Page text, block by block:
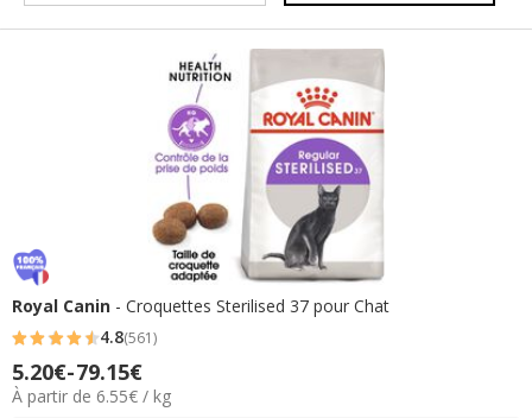
Royal Canin - Croquettes Sterilised 37 pour Chat
4.8
étoiles
avec
4.8(561)
Prix
de
5.20€-79.15€
6.55€
À partir de 6.55€ / kg